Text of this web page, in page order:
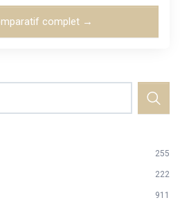
complet →
255
222
911